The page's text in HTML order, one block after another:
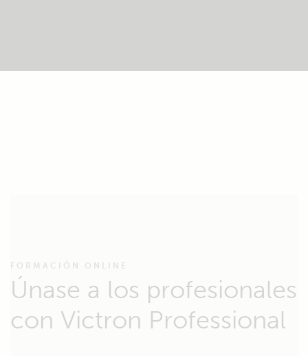
FORMACIÓN ONLINE
Únase a los profesionales
con Victron Professional